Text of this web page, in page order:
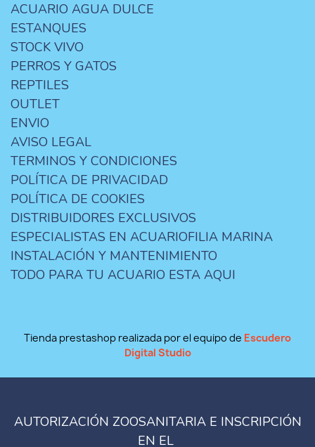
ACUARIO AGUA DULCE
ESTANQUES
STOCK VIVO
PERROS Y GATOS
REPTILES
OUTLET
ENVIO
AVISO LEGAL
TERMINOS Y CONDICIONES
POLÍTICA DE PRIVACIDAD
POLÍTICA DE COOKIES
DISTRIBUIDORES EXCLUSIVOS
ESPECIALISTAS EN ACUARIOFILIA MARINA
INSTALACIÓN Y MANTENIMIENTO
TODO PARA TU ACUARIO ESTA AQUI
Tienda prestashop realizada por el equipo de Escudero
Digital Studio
AUTORIZACIÓN ZOOSANITARIA E INSCRIPCIÓN
EN EL